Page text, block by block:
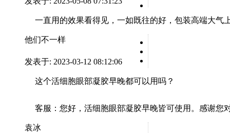
一直用的效果看得见，一如既往的好，包装高端大气
他们不一样
发表于: 2023-03-12 08:12:06
这个活细胞眼部凝胶早晚都可以用吗？
客服： 您好，活细胞眼部凝胶早晚皆可使用。感谢您
袁冰